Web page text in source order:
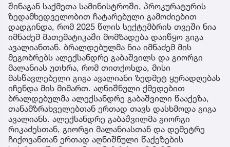
შინაგან საქმეთა სამინისტროში, პროკურატურის
ზედამხედველობით ჩატარებული გამოძიებით
დადგინდა, რომ 2025 წლის სექტემბრის თვეში ნია
იმნაძემ მათემატიკაში მომზადება დაიწყო გიგა
ავალიანთან. ბრალდებულმა ნია იმნაძემ მის
მეგობრებს ალექსანდრე გაბაშვილს და გიორგი
მალანიას უთხრა, რომ თითქოსდა, მისი
მასწავლებელი გიგა ავალიანი ზედმეტ ყურადღებას
იჩენდა მის მიმართ. აღნიშნული ქმედებით
ბრალდებულმა ალექსანდრე გაბაშვილი წააქეზა,
თანამზრახველებთან ერთად თავს დასხმოდა გიგა
ავალიანს. ალექსანდრე გაბაშვილმა გიორგი
რიკაძესთან, გიორგი მალანიასთან და დემეტრე
ჩიქოვანთან ერთად აღნიშნული წაქეზების